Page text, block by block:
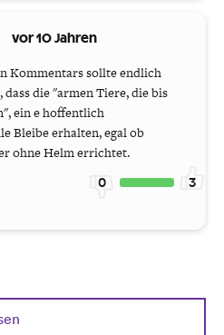
vor 10 Jahren
Kommentars sollte endlich
die "armen Tiere, die bis
ein e hoffentlich
Bleibe erhalten, egal ob
ohne Helm errichtet.
0 3